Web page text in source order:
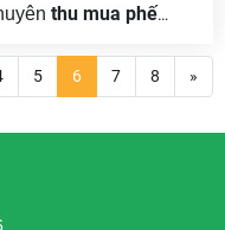
thu mua phế
tân đức long
an.
công nghiệp Tân
5 6 7 8 »